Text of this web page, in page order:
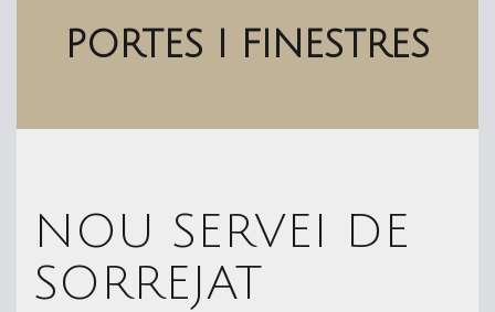
PORTES I FINESTRES
NOU SERVEI DE
SORREJAT